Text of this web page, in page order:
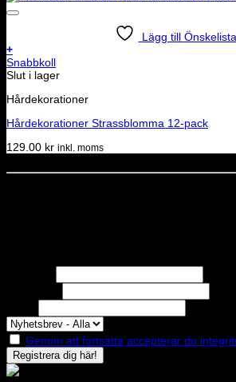
Lägg till
+
Snabbkoll
Slut i lager
Hårdekorationer
Hårdekorationer Strassblomma 12-pack
129.00 kr inkl. moms
Genom att fortsätta accepterar du